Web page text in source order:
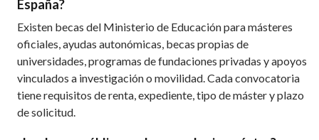
España?
Existen becas del Ministerio de Educación para másteres
oficiales, ayudas autonómicas, becas propias de
universidades, programas de fundaciones privadas y apoyos
vinculados a investigación o movilidad. Cada convocatoria
tiene requisitos de renta, expediente, tipo de máster y plazo
de solicitud.